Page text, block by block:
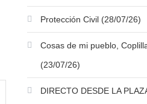
Protección Civil (28/07/26)
Cosas de mi pueblo,
(23/07/26)
DIRECTO DESDE LA